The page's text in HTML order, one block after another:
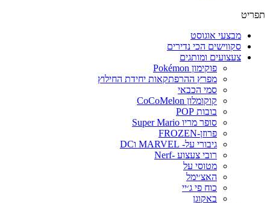
תפריט
מבצעי אוגוסט
סקווישים הכי נדירים
צעצועים ומותגים
פוקימון Pokémon
מפרץ ההרפתקאות יחידת החילוץ
סמי הכבאי
קוקומלון CoCoMelon
בובות POP
סופר מריו Super Mario
פרוזן-FROZEN
גיבורי על- MARVEL וDC
רובי צעצוע -Nerf
מטוסי על
האצ׳ימל
כוח פי ג׳יי
באקוגן